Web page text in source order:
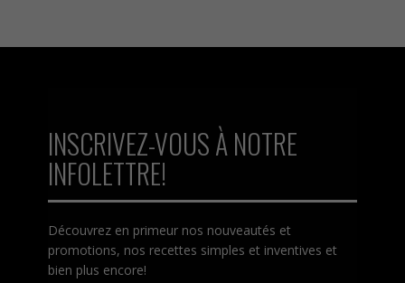
INSCRIVEZ-VOUS À NOTRE
INFOLETTRE!
Découvrez en primeur nos nouveautés et
promotions, nos recettes simples et inventives et
bien plus encore!